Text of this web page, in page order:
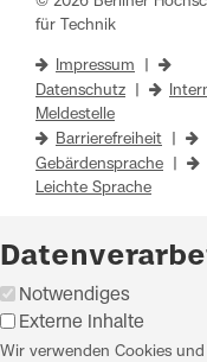
für Technik
Impressum
Datenschutz
Meldestelle
Barrierefreiheit
Gebärdensprache
Leichte Sprache
Notwendiges
Externe Inhalte
Wir verwenden Cookies